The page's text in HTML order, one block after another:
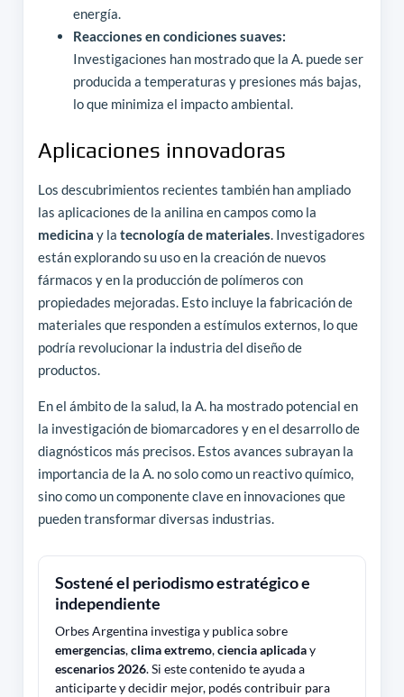
energía.
Reacciones en condiciones suaves:
Investigaciones han mostrado que la A. puede ser
producida a temperaturas y presiones más bajas,
lo que minimiza el impacto ambiental.
Aplicaciones innovadoras
Los descubrimientos recientes también han ampliado
las aplicaciones de la anilina en campos como la
medicina y la tecnología de materiales. Investigadores
están explorando su uso en la creación de nuevos
fármacos y en la producción de polímeros con
propiedades mejoradas. Esto incluye la fabricación de
materiales que responden a estímulos externos, lo que
podría revolucionar la industria del diseño de
productos.
En el ámbito de la salud, la A. ha mostrado potencial en
la investigación de biomarcadores y en el desarrollo de
diagnósticos más precisos. Estos avances subrayan la
importancia de la A. no solo como un reactivo químico,
sino como un componente clave en innovaciones que
pueden transformar diversas industrias.
Sostené el periodismo estratégico e
independiente
Orbes Argentina investiga y publica sobre
emergencias,clima extremo,ciencia aplicaday
escenarios 2026. Si este contenido te ayuda a
anticiparte y decidir mejor, podés contribuir para